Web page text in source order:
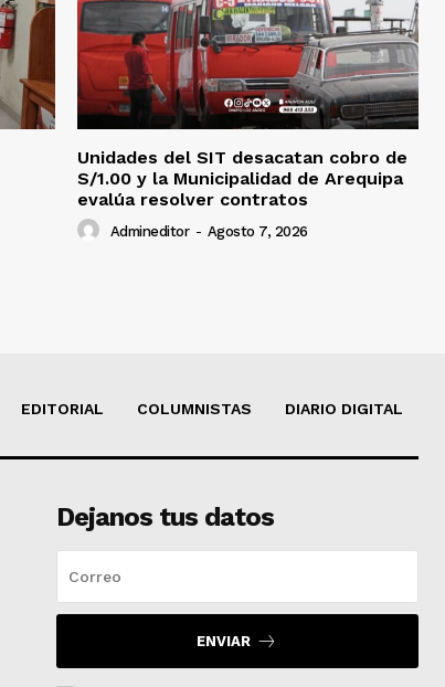
Unidades del SIT desacatan cobro de
S/1.00 y la Municipalidad de Arequipa
evalúa resolver contratos
Admineditor - Agosto 7, 2026
EDITORIAL COLUMNISTAS DIARIO DIGITAL
Dejanos tus datos
ENVIAR